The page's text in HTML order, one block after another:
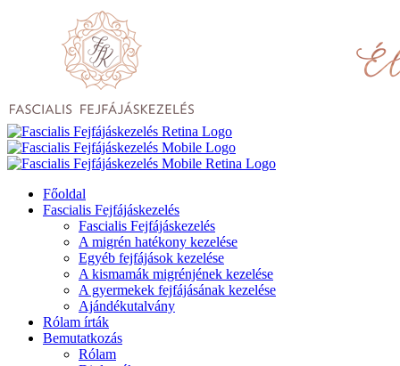
Főoldal
Fascialis Fejfájáskezelés
Fascialis Fejfájáskezelés
A migrén hatékony kezelése
Egyéb fejfájások kezelése
A kismamák migrénjének kezelése
A gyermekek fejfájásának kezelése
Ajándékutalvány
Rólam írták
Bemutatkozás
Rólam